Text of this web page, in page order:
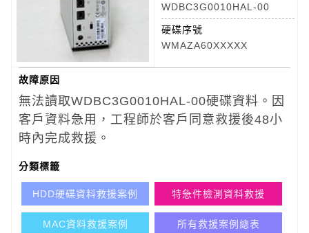
WDBC3G0010HAL-00
硬碟序號
WMAZA60XXXXX
故障原因
無法讀取WDBC3G0010HAL-00硬碟資料。因
客戶資料急用，工程師於客戶同意救援後48小
時內完成救援。
分類標籤
HDD硬碟資料救援案例 特急件檢測資料救援
MAC資料救援案例 所有救援案例總表